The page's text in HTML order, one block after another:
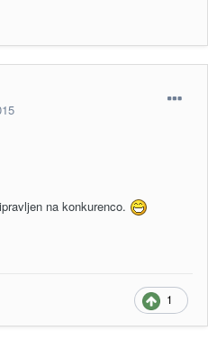
na konkurenco.
1